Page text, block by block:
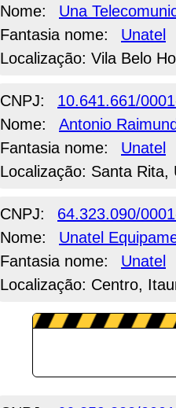
Nome:
Una
Fantasia nome:
Unatel
Localização: Vila Belo
CNPJ: 10.641.661/
Nome:
Antonio
Fantasia nome:
Unatel
Localização: Santa Rita,
CNPJ: 64.323.090/
Nome:
Unatel
Fantasia nome:
Unatel
Localização: Centro,